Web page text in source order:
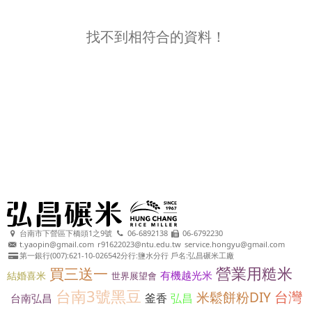
找不到相符合的資料！
台南市下營區下橋頭1之9號 06-6892138
06-6792230
t.yaopin@gmail.com r91622023@ntu.edu.tw service.hongyu@gmail.com
第一銀行(007):621-10-026542分行:鹽水分行 戶名:弘昌碾米工廠
結婚喜米 買三送一 世界展望會 有機越光米 營業用糙米
台南弘昌 台南3號黑豆 釜香 弘昌 米鬆餅粉DIY 台灣